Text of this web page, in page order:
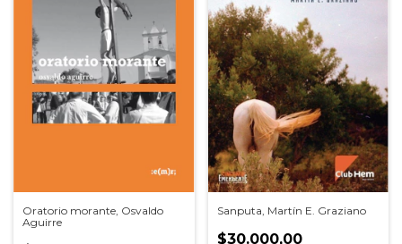
Oratorio morante, Osvaldo
Aguirre
Sanputa, Martín E. Graziano
$30.000,00